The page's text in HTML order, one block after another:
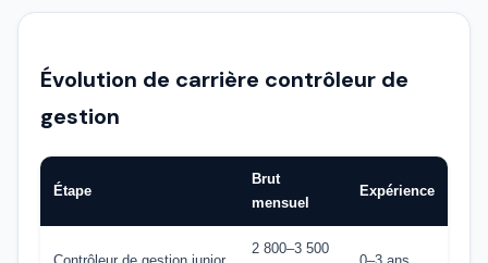
Évolution de carrière contrôleur de
gestion
Étape
Brut
mensuel
Expérience
2 800–3 500